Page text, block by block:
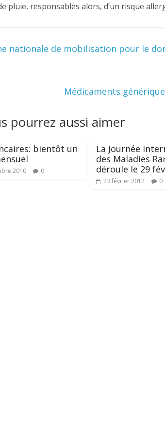
pluie, responsables alors, d’un risque
nationale de mobilisation pour le
Médicaments
pourrez aussi aimer
bientôt un
2010 0
La Journée
des Maladies
déroule le 29
23 février 2012 0